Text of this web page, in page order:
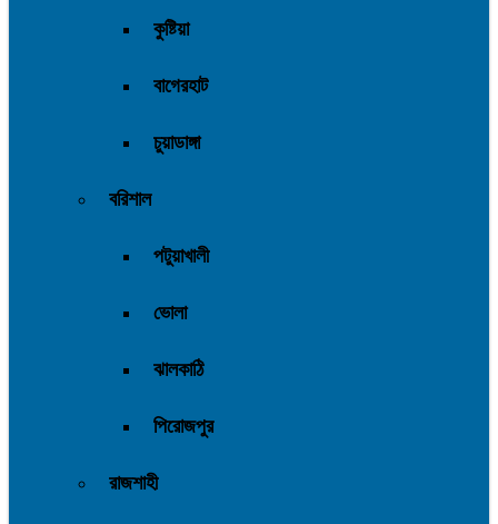
কুষ্টিয়া
বাগেরহাট
চুয়াডাঙ্গা
বরিশাল
পটুয়াখালী
ভোলা
ঝালকাঠি
পিরোজপুর
রাজশাহী